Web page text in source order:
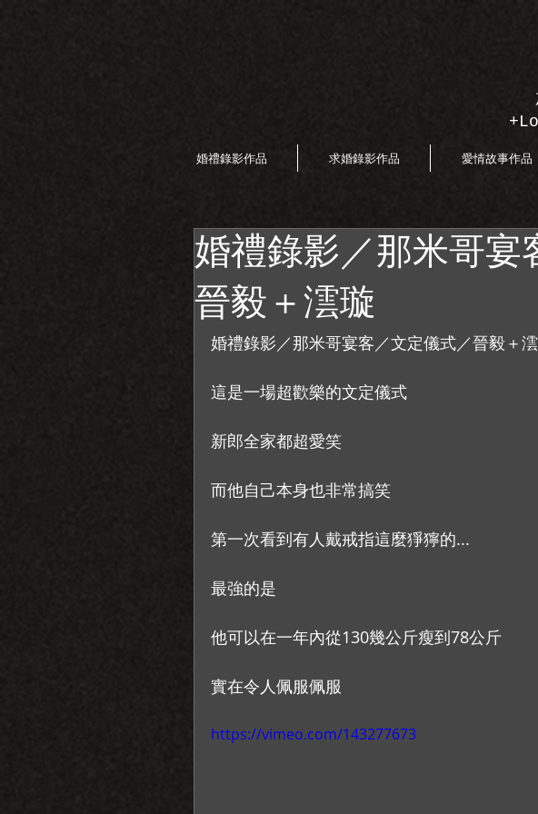
婚禮錄影作品 求婚錄影作品 愛情故事作品
婚禮錄影／那米哥宴
晉毅＋澐璇
婚禮錄影／那米哥宴客／文定儀式／晉毅＋
這是一場超歡樂的文定儀式
新郎全家都超愛笑
而他自己本身也非常搞笑
第一次看到有人戴戒指這麼猙獰的...
最強的是
他可以在一年內從130幾公斤瘦到78公斤
實在令人佩服佩服
https://vimeo.com/143277673